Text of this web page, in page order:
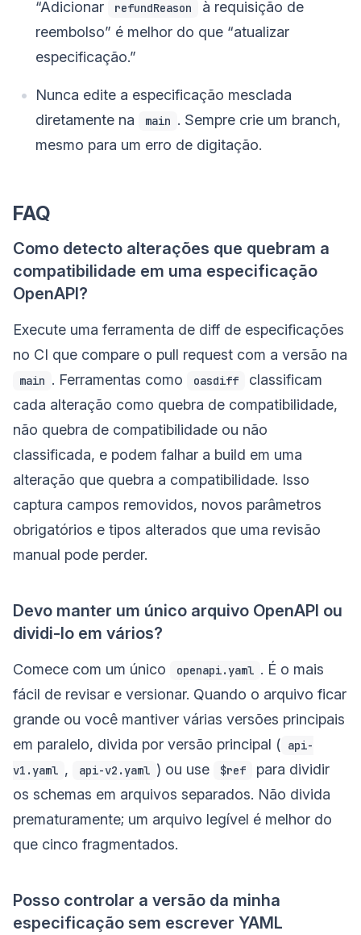
“Adicionar refundReason
à requisição de
reembolso” é melhor do que “atualizar
especificação.”
Nunca edite a especificação mesclada
diretamente na
main . Sempre crie um branch,
mesmo para um erro de digitação.
FAQ
Como detecto alterações que quebram a
compatibilidade em uma especificação
OpenAPI?
Execute uma ferramenta de diff de especificações
no CI que compare o pull request com a versão na
main . Ferramentas como oasdiff
classificam
cada alteração como quebra de compatibilidade,
não quebra de compatibilidade ou não
classificada, e podem falhar a build em uma
alteração que quebra a compatibilidade. Isso
captura campos removidos, novos parâmetros
obrigatórios e tipos alterados que uma revisão
manual pode perder.
Devo manter um único arquivo OpenAPI ou
dividi-lo em vários?
Comece com um único openapi.yaml . É o mais
fácil de revisar e versionar. Quando o arquivo ficar
grande ou você mantiver várias versões principais
em paralelo, divida por versão principal ( api-
v1.yaml , api-v2.yaml ) ou use $ref
para dividir
os schemas em arquivos separados. Não divida
prematuramente; um arquivo legível é melhor do
que cinco fragmentados.
Posso controlar a versão da minha
especificação sem escrever YAML